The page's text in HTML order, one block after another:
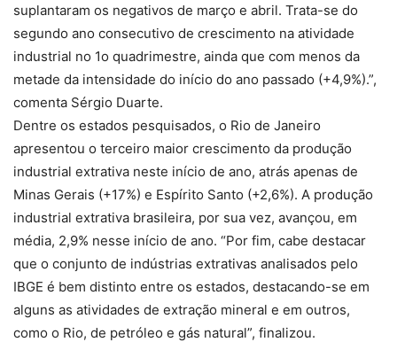
suplantaram os negativos de março e abril. Trata-se do
segundo ano consecutivo de crescimento na atividade
industrial no 1o quadrimestre, ainda que com menos da
metade da intensidade do início do ano passado (+4,9%).”,
comenta Sérgio Duarte.
Dentre os estados pesquisados, o Rio de Janeiro
apresentou o terceiro maior crescimento da produção
industrial extrativa neste início de ano, atrás apenas de
Minas Gerais (+17%) e Espírito Santo (+2,6%). A produção
industrial extrativa brasileira, por sua vez, avançou, em
média, 2,9% nesse início de ano. “Por fim, cabe destacar
que o conjunto de indústrias extrativas analisados pelo
IBGE é bem distinto entre os estados, destacando-se em
alguns as atividades de extração mineral e em outros,
como o Rio, de petróleo e gás natural”, finalizou.